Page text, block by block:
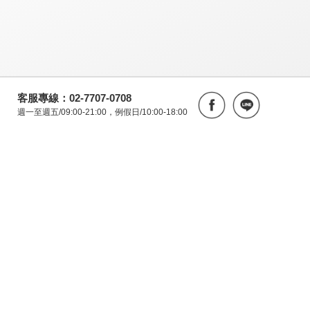
客服專線：02-7707-0708
週一至週五/09:00-21:00，例假日/10:00-18:00